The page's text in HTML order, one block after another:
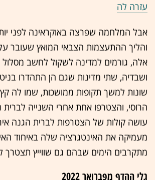
עזרה לה
אבל המלחמה שפרצה באוקראינה לפני
והליך ההתעצמות הצבאי המואץ שעובר
אלה, גורמים למדינה לשקול לחשב
ושבדיה, שתי מדינות שגם הן התהדרו
שונות למשך תקופות ממושכות, שמו לה
הרוסי, והצטרפו אחת אחרי השנייה לברית
עושה קולות של הצטרפות לברית הגנה
מעמיקה את האינטגרציה שלה באיחוד
מתקרבים הימים שבהם גם שווייץ תצטרך
גלי ההדף מפברואר 2022